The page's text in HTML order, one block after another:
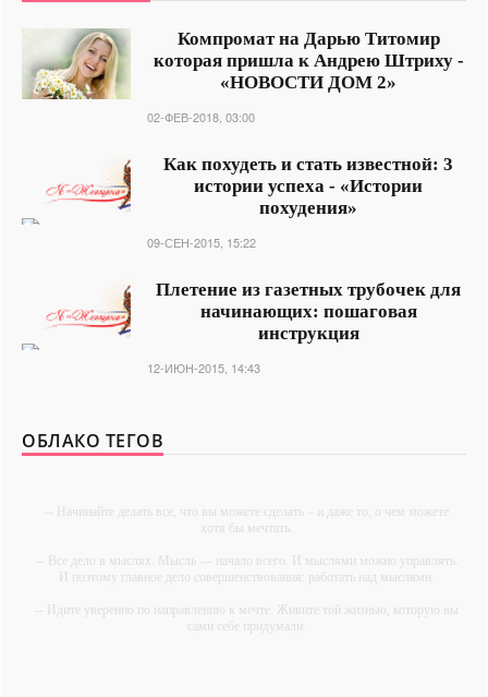
Компромат на Дарью Титомир
которая пришла к Андрею Штриху -
«НОВОСТИ ДОМ 2»
02-ФЕВ-2018, 03:00
Как похудеть и стать известной: 3
истории успеха - «Истории
похудения»
09-СЕН-2015, 15:22
Плетение из газетных трубочек для
начинающих: пошаговая
инструкция
12-ИЮН-2015, 14:43
ОБЛАКО ТЕГОВ
-- Начинайте делать все, что вы можете сделать – и даже то, о чем можете
хотя бы мечтать.
-- Все дело в мыслях. Мысль — начало всего. И мыслями можно управлять.
И поэтому главное дело совершенствования: работать над мыслями.
-- Идите уверенно по направлению к мечте. Живите той жизнью, которую вы
сами себе придумали.